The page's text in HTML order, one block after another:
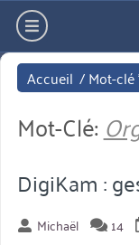
Aller
directement
au
contenu
hamburger
Accueil /Mot-
Mot-Clé:
DigiKam :
Michaël 14